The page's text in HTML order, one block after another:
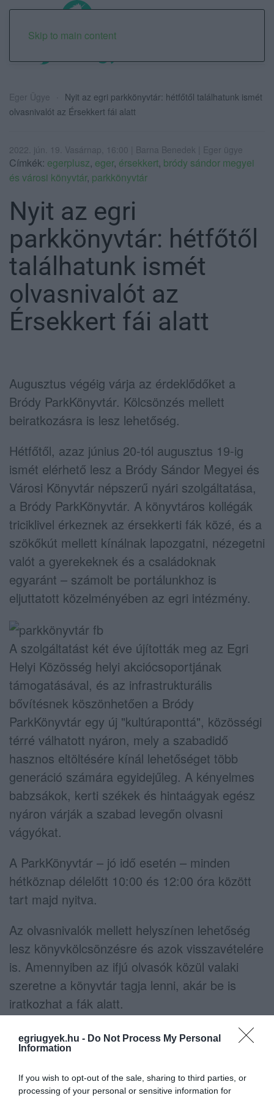
egriugyek.hu - Do Not Process My Personal
Information
If you wish to opt-out of the sale, sharing to third parties, or
processing of your personal or sensitive information for
Skip to main content
Eger Ügye
Nyit az egri parkkönyvtár: hétfőtől találhatunk ismét
olvasnivalót az Érsekkert fái alatt
2022. jún. 19. Vasárnap, 16:00 | Barna Benedek | Eger ügye
Címkék: egerplusz, eger, érsekkert, bródy sándor megyei
és városi könyvtár, parkkönyvtár
Nyit az egri
parkkönyvtár: hétfőtől
találhatunk ismét
olvasnivalót az
Érsekkert fái alatt
Augusztus végéig várja az érdeklődőket a
Bródy ParkKönyvtár. Kölcsönzés mellett
beiratkozásra is lesz lehetőség.
Hétfőtől, azaz június 20-tól augusztus 19-ig
ismét elérhető lesz a Bródy Sándor Megyei és
Városi Könyvtár népszerű nyári szolgáltatása,
a Bródy ParkKönyvtár. A könyvtáros kollégák
triciklivel érkeznek az érsekkerti fák közé, és a
szökőkút mellett kínálnak lapozgatni, nézegetni
valót a gyerekeknek és a családoknak
egyaránt – számolt be portálunkhoz is
eljuttatott közelményében az egri intézmény.
A szolgáltatást két éve újították meg az Egri
Helyi Közösség helyi akciócsoportjának
támogatásával, és az infrastrukturális
bővítésnek köszönhetően a Bródy
ParkKönyvtár egy új "kultúraponttá", közösségi
térré válhatott nyáron, mely a szabadidő
hasznos eltöltésére kínál lehetőséget több
generáció számára egyidejűleg. A kényelmes
babzsákok, kerti székek és hintaágyak egész
nyáron várják a szabad levegőn olvasni
vágyókat.
A ParkKönyvtár – jó idő esetén – minden
hétköznap délelőtt 10:00 és 12:00 óra között
tart majd nyitva.
Az olvasnivalók mellett helyszínen lehetőség
lesz könyvkölcsönzésre és azok visszavételére
is. Amennyiben az ifjú olvasók közül valaki
szeretne a könyvtár tagja lenni, akár be is
iratkozhat a fák alatt.
(Kép forrása: Bródy Sándor Megyei és Városi